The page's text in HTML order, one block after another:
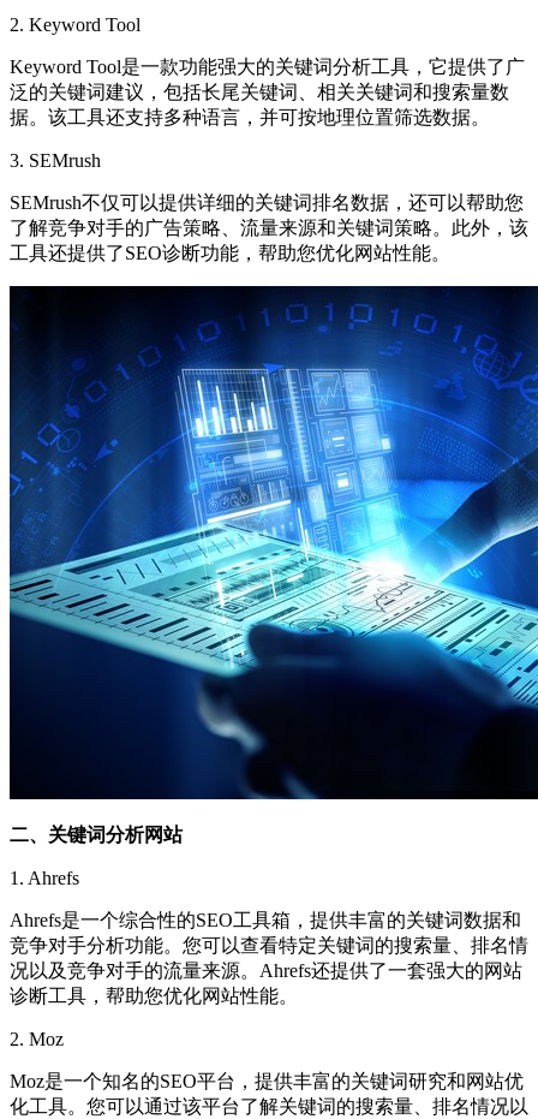
2. Keyword Tool
Keyword Tool是一款功能强大的关键词分析工具，它提供了广
泛的关键词建议，包括长尾关键词、相关关键词和搜索量数
据。该工具还支持多种语言，并可按地理位置筛选数据。
3. SEMrush
SEMrush不仅可以提供详细的关键词排名数据，还可以帮助您
了解竞争对手的广告策略、流量来源和关键词策略。此外，该
工具还提供了SEO诊断功能，帮助您优化网站性能。
二、关键词分析网站
1. Ahrefs
Ahrefs是一个综合性的SEO工具箱，提供丰富的关键词数据和
竞争对手分析功能。您可以查看特定关键词的搜索量、排名情
况以及竞争对手的流量来源。Ahrefs还提供了一套强大的网站
诊断工具，帮助您优化网站性能。
2. Moz
Moz是一个知名的SEO平台，提供丰富的关键词研究和网站优
化工具。您可以通过该平台了解关键词的搜索量、排名情况以